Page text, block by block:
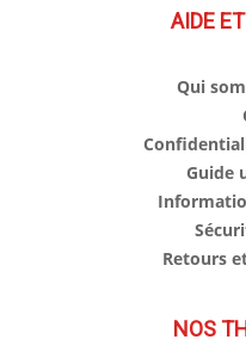
AIDE
Qui
Guide
Retours
NOS